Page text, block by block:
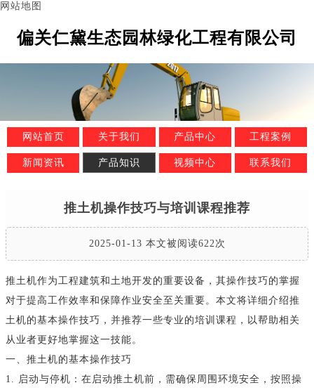
网站地图
偏关仁黛生态园林绿化工程有限公司
网站首页 关于我们 产品中心 工程案例
新闻资讯 产品知识 视频中心 联系我们
推土机操作技巧与培训课程推荐
2025-01-13 本文被阅读622次
推土机作为工程建筑和土地开发的重要设备，其操作技巧的掌握
对于提高工作效率和保障作业安全至关重要。本文将详细介绍推
土机的基本操作技巧，并推荐一些专业的培训课程，以帮助相关
从业者更好地掌握这一技能。
一、推土机的基本操作技巧
1. 启动与停机：在启动推土机前，需确保周围环境安全，按照操